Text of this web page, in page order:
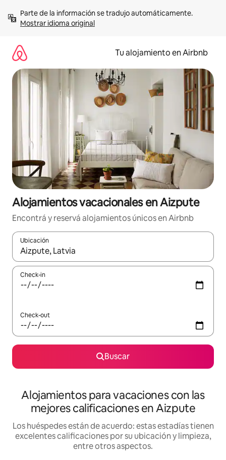
contenidoMostrar idioma original
Tu alojamiento en Airbnb
Alojamientos vacacionales en Aizpute
Encontrá y reservá alojamientos únicos en Airbnb
Ubicación
Cuando los resultados estén disponibles, navegá con las
Check-in
Check-out
Buscar
Alojamientos para vacaciones con las
mejores calificaciones en Aizpute
Los huéspedes están de acuerdo: estas estadías tienen
excelentes calificaciones por su ubicación y limpieza,
entre otros aspectos.